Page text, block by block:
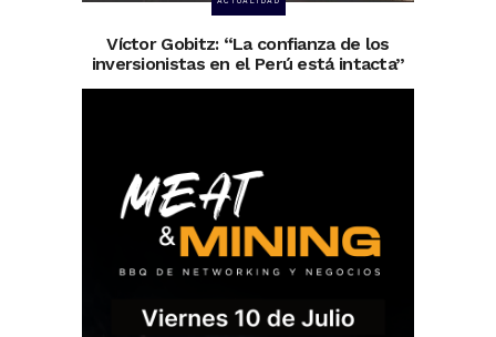
Víctor Gobitz: “La confianza de los
inversionistas en el Perú está intacta”